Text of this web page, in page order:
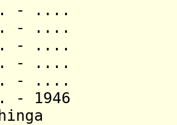
- ....
- ....
- ....
- ....
- ....
-